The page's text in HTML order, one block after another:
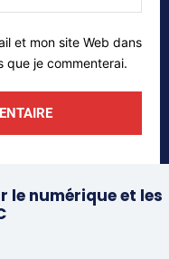
web:
et mon site Web dans
que je commenterai.
le numérique et les